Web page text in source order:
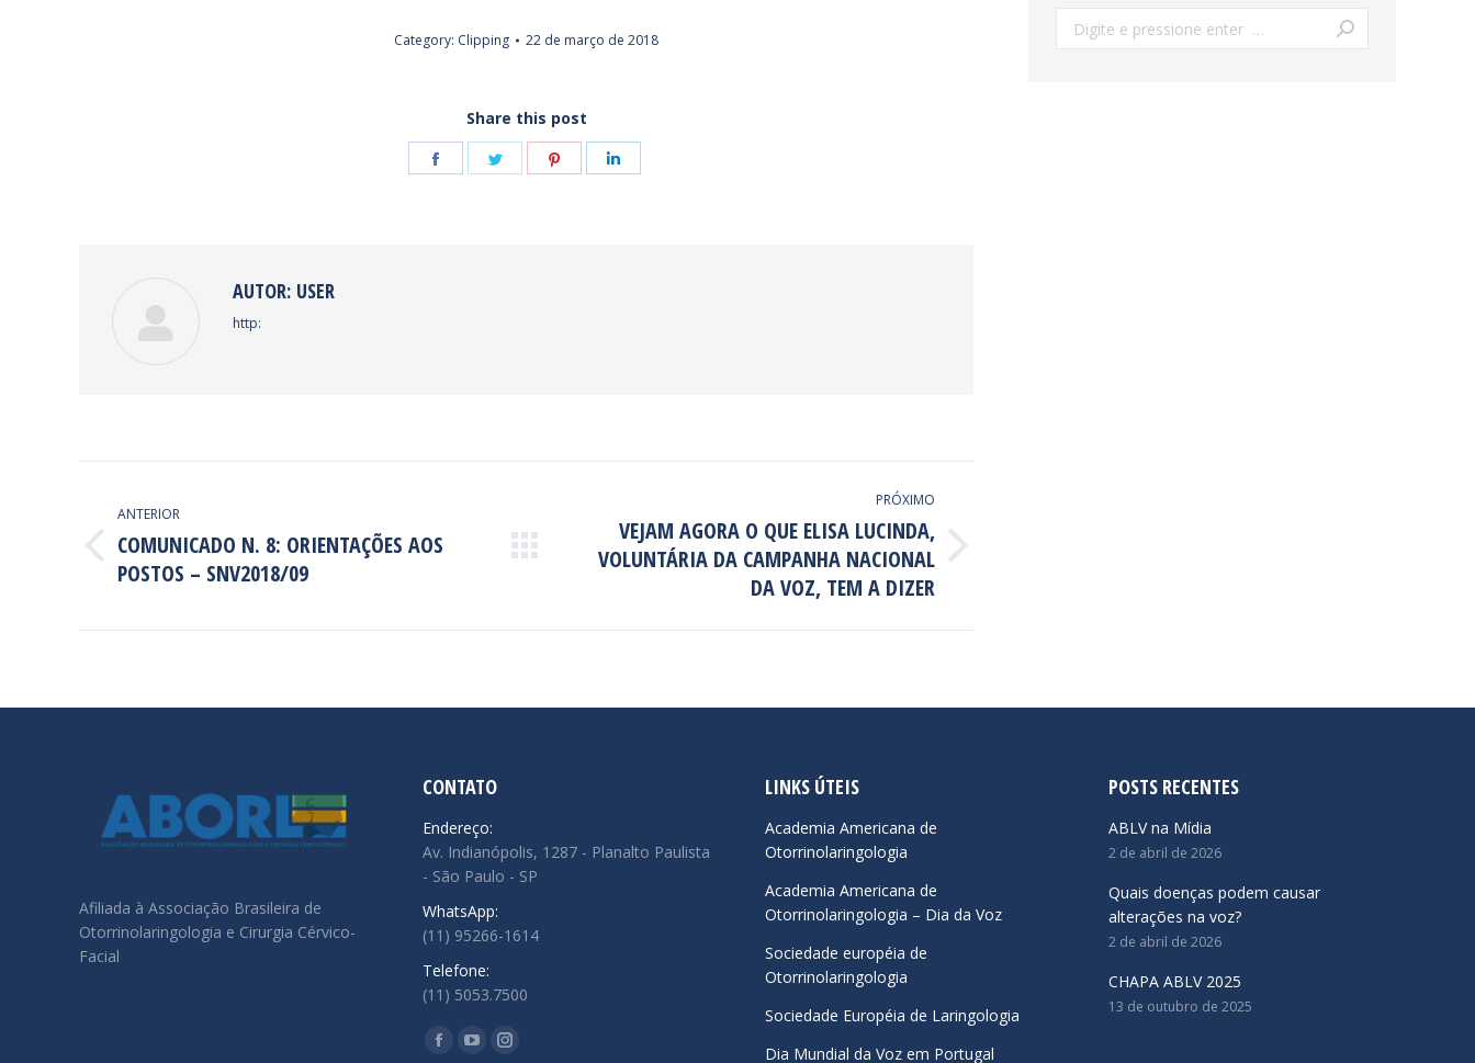
Category: Clipping 22 de março de 2018
Share this post
Share
Share
Share
AUTOR: USER
http:
DE
POST:
ANTERIOR
Post
anterior:
COMUNICADO N. 8: ORIENTAÇÕES AOS
POSTOS – SNV2018/09
PRÓXIMO
Próximo
VEJAM AGORA O QUE ELISA LUCINDA,
VOLUNTÁRIA DA CAMPANHA NACIONAL
DA VOZ, TEM A DIZER
Search:
Afiliada à Associação Brasileira de
Otorrinolaringologia e Cirurgia Cérvico-
Facial
CONTATO
Endereço:
Av. Indianópolis, 1287 - Planalto Paulista
- São Paulo - SP
WhatsApp:
(11) 95266-1614
Telefone:
(11) 5053.7500
Encontre-nos em:
Facebook
YouTubeInstagram
LINKS ÚTEIS
Academia Americana de
Otorrinolaringologia
Academia Americana de
Otorrinolaringologia – Dia da Voz
Sociedade européia de
Otorrinolaringologia
Sociedade Européia de Laringologia
Dia Mundial da Voz em Portugal
POSTS RECENTES
ABLV na Mídia
2 de abril de 2026
Quais doenças podem causar
alterações na voz?
2 de abril de 2026
CHAPA ABLV 2025
13 de outubro de 2025